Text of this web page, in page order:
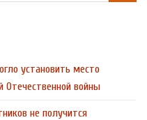
установить место
Отечественной войны
не получится